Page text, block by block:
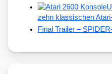
zehn klassischen
Final Trailer –